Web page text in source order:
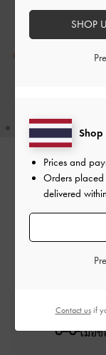
รองเท้าส้นสูงรัดส้น
Kaleen -สีนู้ด
฿2,590.00
บริก
เมื่อ
Shop
Prices and
Orders placed
delivered
SHOP
Contact usif